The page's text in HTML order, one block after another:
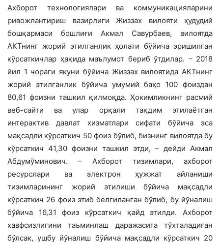
Ахборот технологиялари ва коммуника­цияларини
ривожлантириш вазирлиги Жиз­зах вилояти ҳудудий
бошқармаси бошлиғи Акмал Савурбаев, вилоятда
АКТнинг жорий этилганлик ҳолати бўйича эришилган
кўр­саткичлар ҳақида маълумот бериб ўтдилар. – 2018
йил 1 чораги якуни бўйича Жиззах вилоятида АКТнинг
жорий этилганлик бўйи­ча умумий баҳо 100 фоиздан
80,61 фоизни ташкил қилмоқда. Ҳокимликнинг расмий
веб-сайти ва улар орқали тақдим этилаётган
интерактив давлат хизматлари сифати бўйича эса
мақсадли кўрсаткич 50 фоиз бўлиб, бизнинг вилоятда бу
кўрсаткич 41,30 фоизни ташкил этди, – дейди Акмал
Абдумўминович. – Ахборот тизимлари, ахборот
ресурслари ва электрон ҳужжат айланиши
тизимларининг жорий этилиши бўйича мақсадли
кўрсаткич 26 фоиз этиб белгиланган бўлиб, бу йўналиш
бўйича 16,31 фоиз кўрсаткич қайд этилди. Ахборот
хавфсизлигини таъминлаш дара­жасига тўхталадиган
бўлсак, ушбу йўналиш бўйича мақсадли кўрсаткич 20